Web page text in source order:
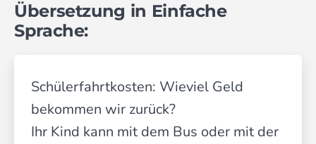
Übersetzung in Einfache
Sprache:
Schülerfahrtkosten: Wieviel Geld
bekommen wir zurück?
Ihr Kind kann mit dem Bus oder mit der